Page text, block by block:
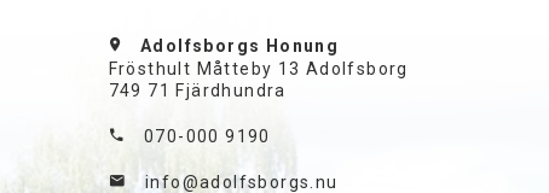
Adolfsborgs Honung
Frösthult Måtteby 13 Adolfsborg
749 71 Fjärdhundra
070-000 9190
info@adolfsborgs.nu